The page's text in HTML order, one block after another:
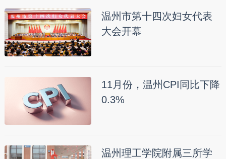
温州市第十四次妇女代表
大会开幕
11月份，温州CPI同比下降
0.3%
温州理工学院附属三所学